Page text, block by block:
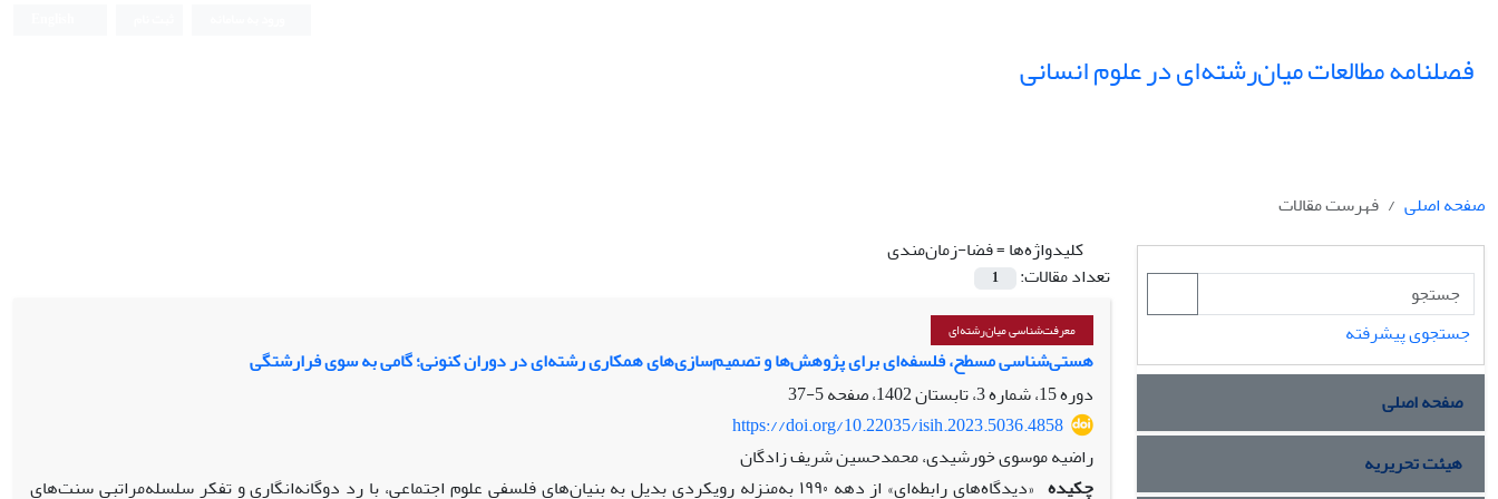
فصلنامه مطالعات میان‌رشته‌ای در علوم انسانی
صفحه اصلی
فهرست مقالات
کلیدواژه‌ها =فضا-زمان‌مندی
تعداد مقالات:
1
معرفت‌شناسی میان‌رشته‌ای
هستی‌شناسی مسطح، فلسفه‌ای برای پژوهش‌ها و تصمیم‌سازی‌های همکاری رشته‌ای در دوران کنونی؛ گامی به سوی فرارشتگی
دوره 15، شماره 3، تابستان 1402، صفحه
5-37
https://doi.org/10.22035/isih.2023.5036.4858
راضیه موسوی خورشیدی، محمدحسین شریف زادگان
چکیده
«دیدگاه‌های رابطه‌ای» از دهه ۱۹۹۰ به‌منزله رویکردی بدیل به بنیان‌های فلسفی علوم اجتماعی، با رد دوگانه‌انگاری و تفکر سلسله‌مراتبی سنت‌های
جستجوی پیشرفته
صفحه اصلی
هیئت تحریریه